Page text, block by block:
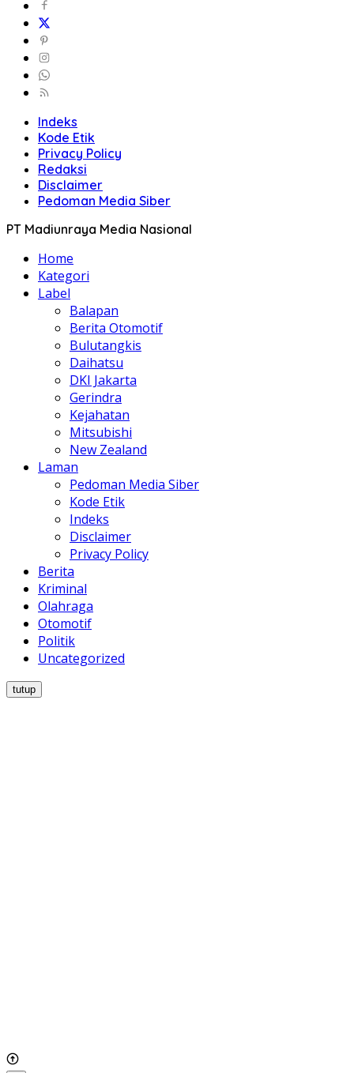
Indeks
Kode Etik
Privacy Policy
Redaksi
Disclaimer
Pedoman Media Siber
PT Madiunraya Media Nasional
Home
Kategori
Label
Balapan
Berita Otomotif
Bulutangkis
Daihatsu
DKI Jakarta
Gerindra
Kejahatan
Mitsubishi
New Zealand
Laman
Pedoman Media Siber
Kode Etik
Indeks
Disclaimer
Privacy Policy
Berita
Kriminal
Olahraga
Otomotif
Politik
Uncategorized
tutup